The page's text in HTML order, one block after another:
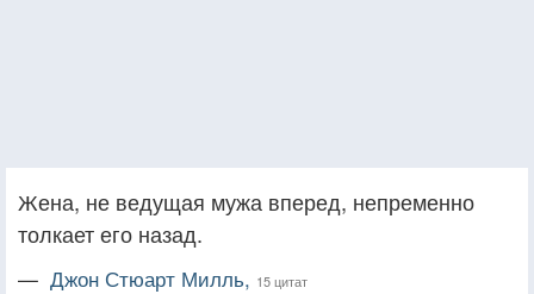
Жена, не ведущая мужа вперед, непременно
толкает его назад.
— Джон Стюарт Милль, 15 цитат